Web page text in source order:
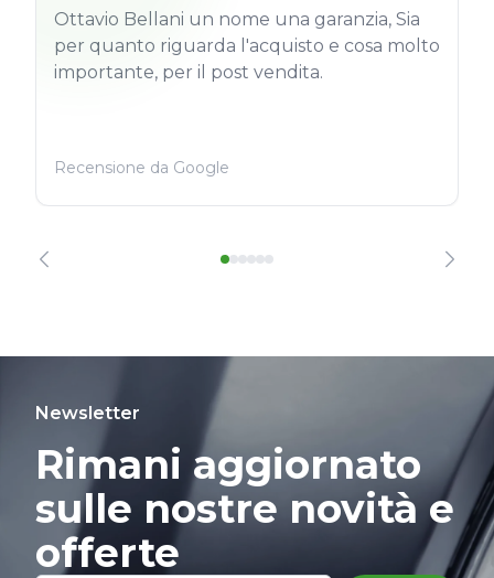
Ottavio Bellani un nome una garanzia, Sia
per quanto riguarda l'acquisto e cosa molto
importante, per il post vendita.
Recensione da Google
Newsletter
Rimani aggiornato
sulle nostre novità e
offerte